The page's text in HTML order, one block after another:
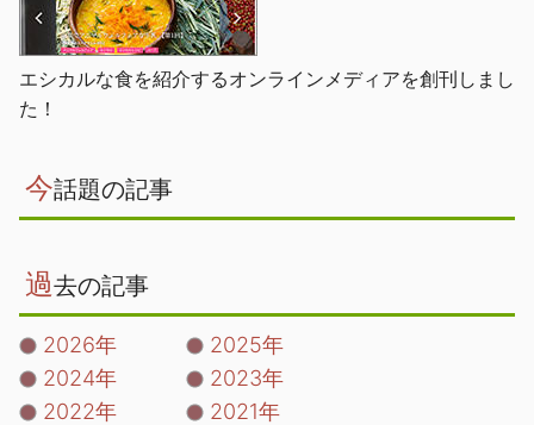
エシカルな食を紹介するオンラインメディアを創刊しまし
た！
今話題の記事
過去の記事
2026年
2025年
2024年
2023年
2022年
2021年